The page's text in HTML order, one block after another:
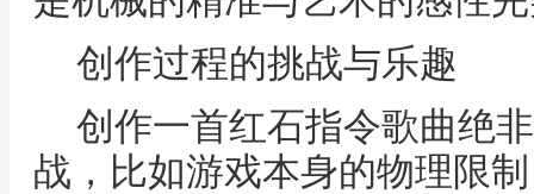
创作过程的挑战与乐趣
创作一首红石指令歌曲绝
战，比如游戏本身的物理限